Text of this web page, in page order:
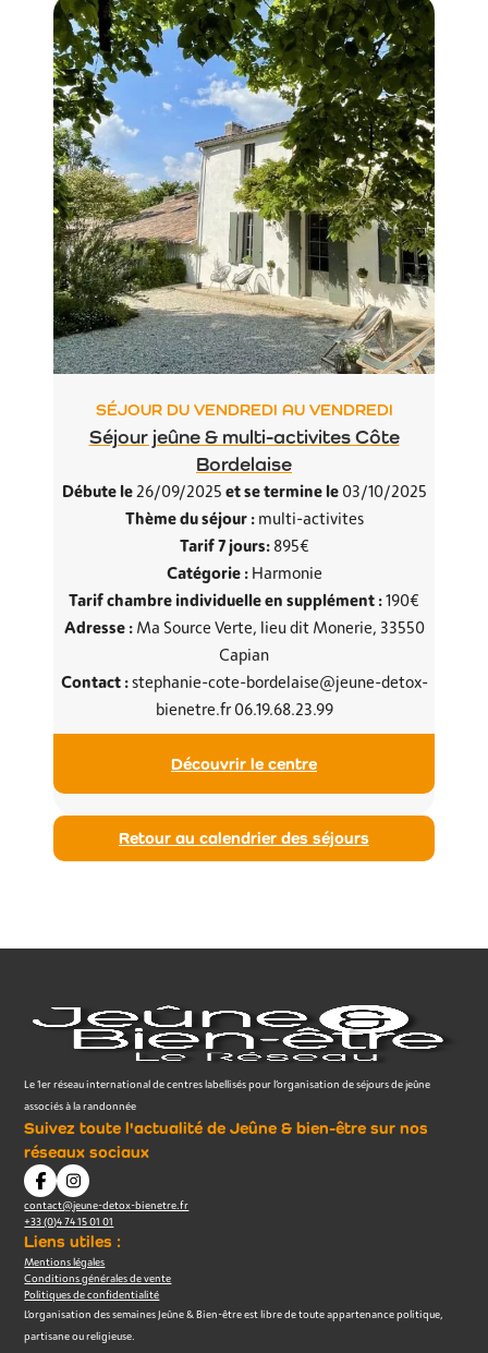
SÉJOUR DU VENDREDI AU VENDREDI
Séjour jeûne & multi-activites Côte
Bordelaise
Débute le26/09/2025 et se termine le03/10/2025
Thème du séjour :multi-activites
Tarif 7 jours:895€
Catégorie :Harmonie
Tarif chambre individuelle en supplément :190€
Adresse :Ma Source Verte, lieu dit Monerie, 33550
Capian
Contact :stephanie-cote-bordelaise@jeune-detox-
bienetre.fr 06.19.68.23.99
Découvrir le centre
Retour au calendrier des séjours
Le 1er réseau international de centres labellisés pour l’organisation de séjours de jeûne
associés à la randonnée
Suivez toute l'actualité de Jeûne & bien-être sur nos
réseaux sociaux
contact@jeune-detox-bienetre.fr
+33 (0)4 74 15 01 01
Liens utiles :
Mentions légales
Conditions générales de vente
Politiques de confidentialité
L’organisation des semaines Jeûne & Bien-être est libre de toute appartenance politique,
partisane ou religieuse.